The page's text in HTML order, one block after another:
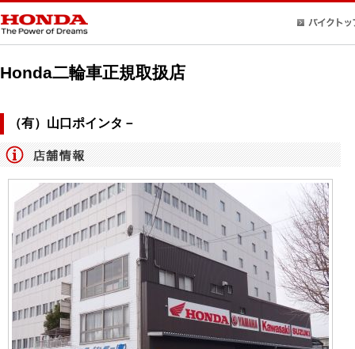
Honda二輪車正規取扱店
（有）山口ポインタ－